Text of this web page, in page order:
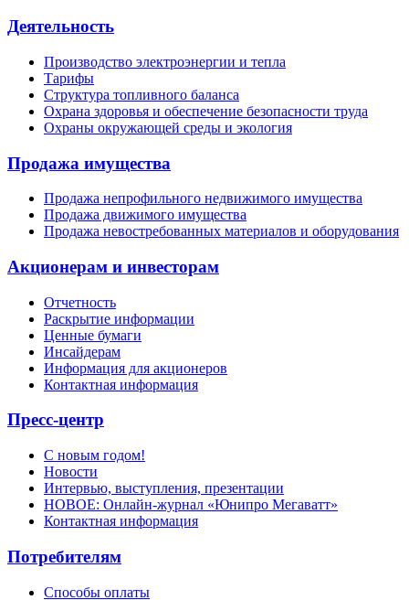
Деятельность
Производство электроэнергии и тепла
Тарифы
Структура топливного баланса
Охрана здоровья и обеспечение безопасности труда
Охраны окружающей среды и экология
Продажа имущества
Продажа непрофильного недвижимого имущества
Продажа движимого имущества
Продажа невостребованных материалов и оборудования
Акционерам и инвесторам
Отчетность
Раскрытие информации
Ценные бумаги
Инсайдерам
Информация для акционеров
Контактная информация
Пресс-центр
С новым годом!
Новости
Интервью, выступления, презентации
НОВОЕ: Онлайн-журнал «Юнипро Мегаватт»
Контактная информация
Потребителям
Способы оплаты